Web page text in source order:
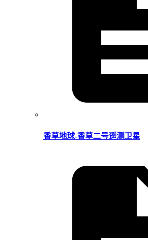
香草地球-香草二号遥测卫星